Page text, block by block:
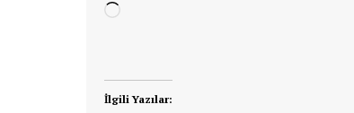
Yükleniyor...
İlgili Yazılar: